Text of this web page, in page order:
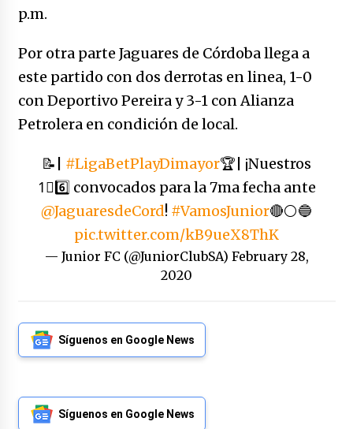
31/12/2025
Colombia 2025
17/12/2025
Junior se coronó campeón del fútbol
16/12/2025
p.m.
Por otra parte Jaguares de Córdoba llega a
este partido con dos derrotas en linea, 1-0
con Deportivo Pereira y 3-1 con Alianza
Petrolera en condición de local.
📝| #LigaBetPlayDimayor🏆| ¡Nuestros
1⃣6️⃣ convocados para la 7ma fecha ante
@JaguaresdeCord! #VamosJunior🔴⚪🔵
pic.twitter.com/kB9ueX8ThK
— Junior FC (@JuniorClubSA) February 28,
2020
Síguenos en Google News
Síguenos en Google News